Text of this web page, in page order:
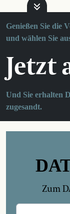
Genießen Sie die
und wählen Sie
Jetzt
Und Sie erhalten
zugesandt.
Zum